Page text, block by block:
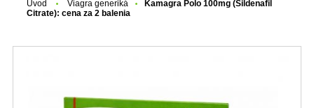
Úvod Viagra generiká
Kamagra Polo 100mg (Sildenafil
Citrate): cena za 2 balenia